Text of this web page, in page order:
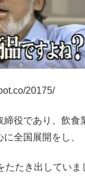
20175/
役であり、飲食
全国展開をし、
たたき出していま